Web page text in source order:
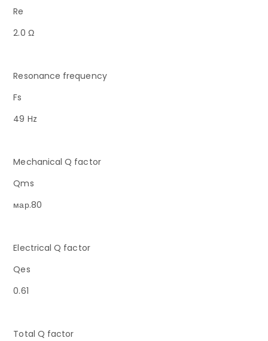
Re
2.0 Ω
Resonance frequency
Fs
49 Hz
Mechanical Q factor
Qms
мар.80
Electrical Q factor
Qes
0.61
Total Q factor